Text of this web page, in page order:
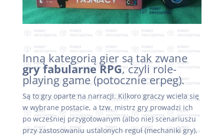
Inną kategorią gier są tak zwane
gry fabularne RPG, czyli role-
playing game (potocznie erpeg).
Są to gry oparte na narracji. Kilkoro graczy wciela się
w wybrane postacie, a tzw. mistrz gry prowadzi ich
po wcześniej przygotowanym (albo nie) scenariuszu
przy zastosowaniu ustalonych reguł (mechaniki gry).